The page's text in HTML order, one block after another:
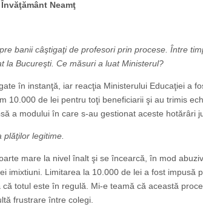
Neamţ
banii câştigaţi de profesori prin procese. Între
la Bucureşti. Ce măsuri a luat Ministerul?
în instanţă, iar reacţia Ministerului Educaţiei a
10.000 de lei pentru toţi beneficiarii şi au trimis
a modului în care s-au gestionat aceste hotărâri
legitime.
mare la nivel înalt şi se încearcă, în mod
imixtiuni. Limitarea la 10.000 de lei a fost impusă
totul este în regulă. Mi-e teamă că această
frustrare între colegi.